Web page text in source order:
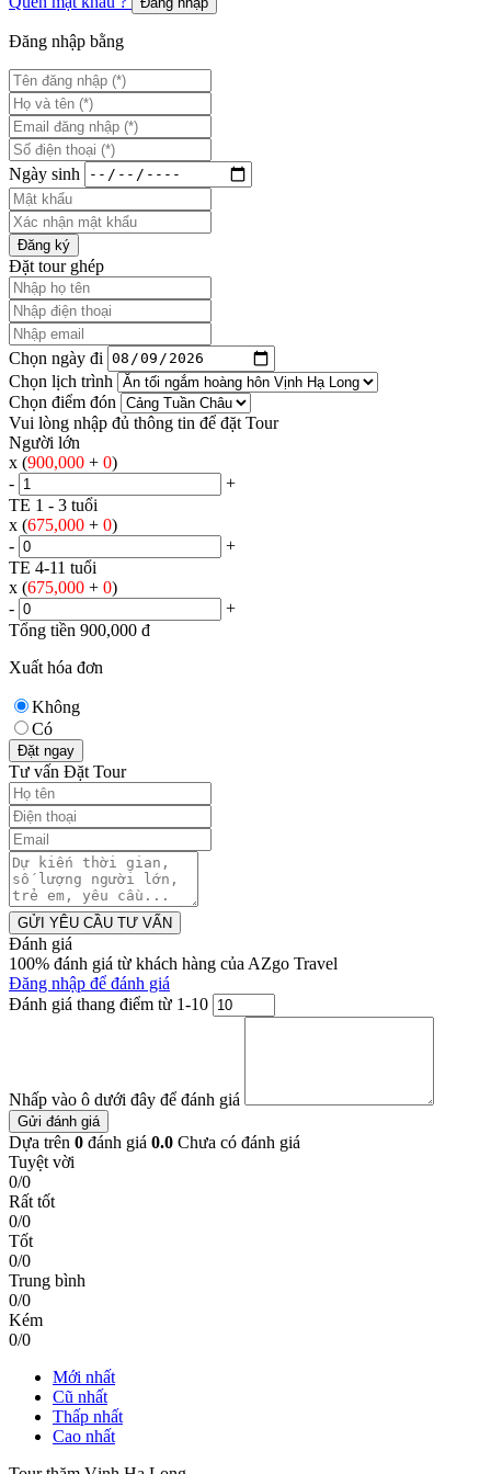
Đăng nhập bằng
Ngày sinh
Đăng ký
Đặt tour ghép
Chọn ngày đi
Chọn lịch trình
Chọn điểm đón
Vui lòng nhập đủ thông tin để đặt Tour
Người lớn
x (900,000 + 0)
-
+
TE 1 - 3 tuổi
x (675,000 + 0)
-
+
TE 4-11 tuổi
x (675,000 + 0)
-
+
Tổng tiền 900,000 đ
Xuất hóa đơn
Không
Có
Đặt ngay
Tư vấn Đặt Tour
GỬI YÊU CẦU TƯ VẤN
Đánh giá
100% đánh giá từ khách hàng của AZgo Travel
Đăng nhập để đánh giá
Đánh giá thang điểm từ 1-10
Nhấp vào ô dưới đây để đánh giá
Gửi đánh giá
Dựa trên 0 đánh giá 0.0 Chưa có đánh giá
Tuyệt vời
0/0
Rất tốt
0/0
Tốt
0/0
Trung bình
0/0
Kém
0/0
Mới nhất
Cũ nhất
Thấp nhất
Cao nhất